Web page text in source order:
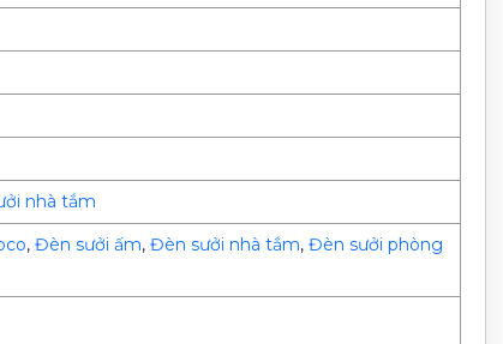
nhà tắm
, Đèn sưởi ấm, Đèn sưởi nhà tắm, Đèn sưởi phòng